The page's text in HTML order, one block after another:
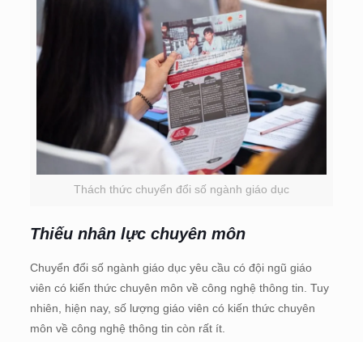
Thách thức chuyển đổi số ngành giáo dục
Thiếu nhân lực chuyên môn
Chuyển đổi số ngành giáo dục yêu cầu có đội ngũ giáo
viên có kiến thức chuyên môn về công nghệ thông tin. Tuy
nhiên, hiện nay, số lượng giáo viên có kiến thức chuyên
môn về công nghệ thông tin còn rất ít.